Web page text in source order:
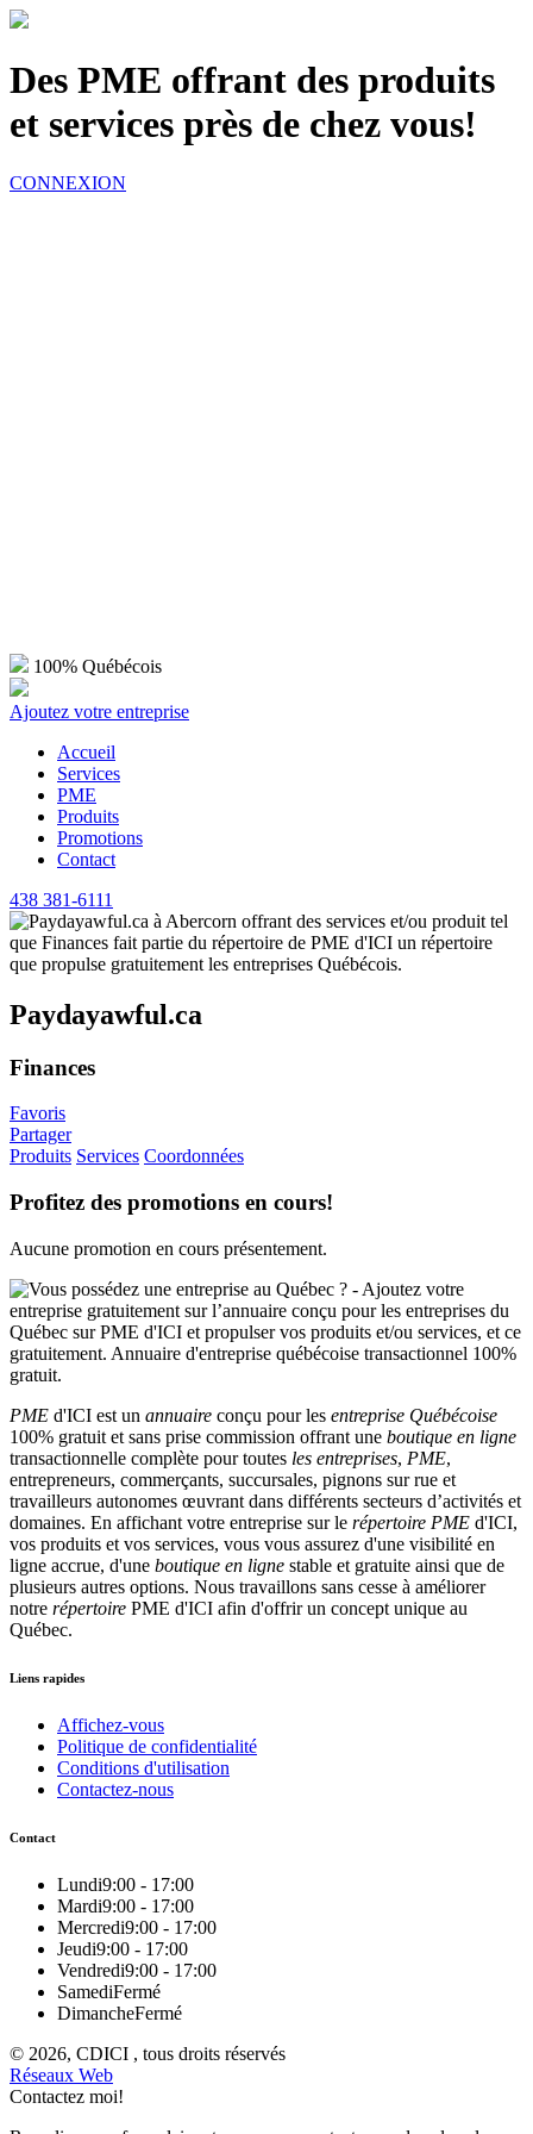
Des PME offrant des produits
et services près de chez vous!
CONNEXION
100% Québécois
Ajoutez votre entreprise
Accueil
Services
PME
Produits
Promotions
Contact
438 381-6111
Paydayawful.ca
Finances
Favoris
Partager
Produits Services Coordonnées
Profitez des promotions en cours!
Aucune promotion en cours présentement.
PME d'ICI est un annuaire conçu pour les entreprise Québécoise
100% gratuit et sans prise commission offrant une boutique en ligne
transactionnelle complète pour toutes les entreprises, PME,
entrepreneurs, commerçants, succursales, pignons sur rue et
travailleurs autonomes œuvrant dans différents secteurs d’activités et
domaines. En affichant votre entreprise sur le répertoire PME d'ICI,
vos produits et vos services, vous vous assurez d'une visibilité en
ligne accrue, d'une boutique en ligne stable et gratuite ainsi que de
plusieurs autres options. Nous travaillons sans cesse à améliorer
notre répertoire PME d'ICI afin d'offrir un concept unique au
Québec.
Liens rapides
Affichez-vous
Politique de confidentialité
Conditions d'utilisation
Contactez-nous
Contact
Lundi9:00 - 17:00
Mardi9:00 - 17:00
Mercredi9:00 - 17:00
Jeudi9:00 - 17:00
Vendredi9:00 - 17:00
SamediFermé
DimancheFermé
© 2026, CDICI , tous droits réservés
Réseaux Web
Contactez moi!